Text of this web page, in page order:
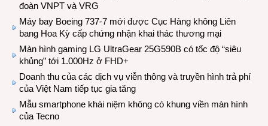
đoàn VNPT và VRG
Máy bay Boeing 737-7 mới được Cục Hàng không Liên
bang Hoa Kỳ cấp chứng nhận khai thác thương mại
Màn hình gaming LG UltraGear 25G590B có tốc độ “siêu
khủng” tới 1.000Hz ở FHD+
Doanh thu của các dịch vụ viễn thông và truyền hình trả phí
của Việt Nam tiếp tục gia tăng
Mẫu smartphone khái niệm không có khung viền màn hình
của Tecno